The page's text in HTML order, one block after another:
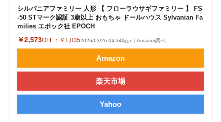
シルバニアファミリー 人形 【 フローラウサギファミリー 】 FS
-50 STマーク認証 3歳以上 おもちゃ ドールハウス Sylvanian Fa
milies エポック社 EPOCH
￥2,573OFF： ￥1,0352026/03/26 04:34時点｜Amazon調べ
Amazon
楽天市場
Yahoo